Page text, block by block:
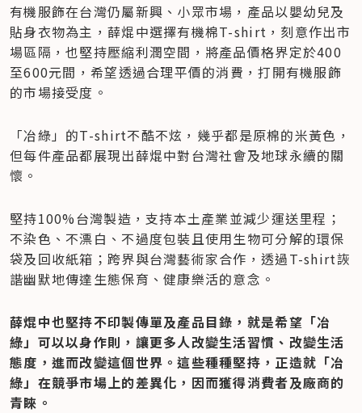
有機服飾在台灣仍屬新興、小眾市場，產品以嬰幼兒及
貼身衣物為主，薛焜中選擇有機棉T-shirt，刻意作出市
場區隔，也堅持壓縮利潤空間，將產品價格界定於400
至600元間，希望透過合理平價的消費，打開有機服飾
的市場接受度。
「冶綠」的T-shirt不酷不炫，幾乎都是原棉的米黃色，
但每件產品都展現出薛焜中對台灣社會及地球永續的關
懷。
堅持100%台灣製造，支持本土產業並減少運送里程；
不染色、不漂白、不過度包裝且使用生物可分解的環保
袋及回收紙箱；跨界與台灣藝術家合作，透過T-shirt詼
諧幽默地傳達生態保育、健康樂活的意念。
薛焜中也堅持不印製傳單及產品目錄，就是希望「冶
綠」可以以身作則，讓更多人改變生活習慣、改變生活
態度，進而改變這個世界。這些種種堅持，正造就「冶
綠」在競爭市場上的差異化，因而獲得消費者及廠商的
青睞。